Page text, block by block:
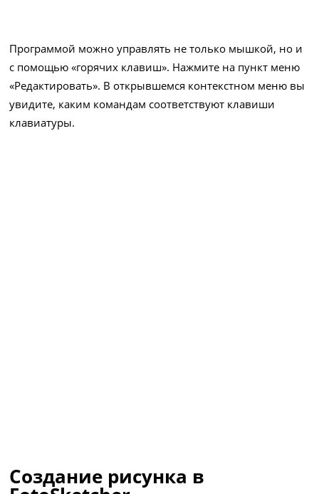
Программой можно управлять не только мышкой, но и
с помощью «горячих клавиш». Нажмите на пункт меню
«Редактировать». В открывшемся контекстном меню вы
увидите, каким командам соответствуют клавиши
клавиатуры.
Создание рисунка в